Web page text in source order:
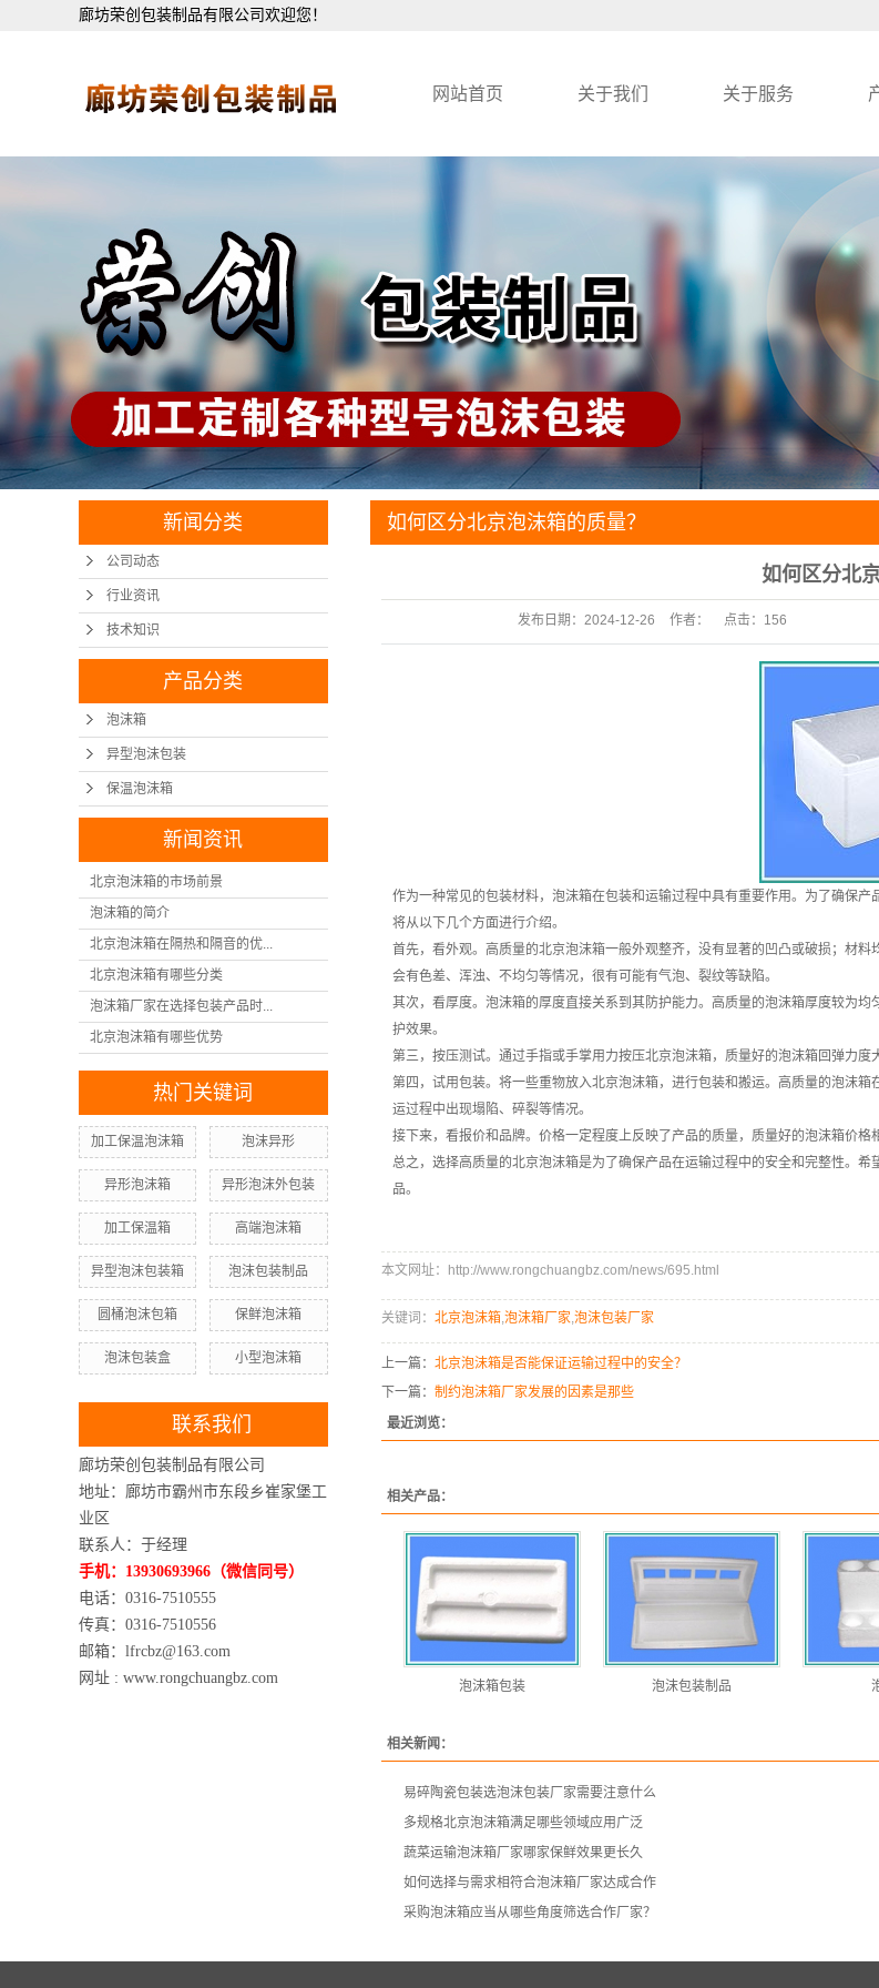
廊坊荣创包装制品有限公司欢迎您！
网站首页 关于我们 关于服务
异
新闻分类
公司动态
行业资讯
技术知识
产品分类
泡沫箱
异型泡沫包装
保温泡沫箱
新闻资讯
北京泡沫箱的市场前景
泡沫箱的简介
北京泡沫箱在隔热和隔音的优...
北京泡沫箱有哪些分类
泡沫箱厂家在选择包装产品时...
北京泡沫箱有哪些优势
热门关键词
加工保温泡沫箱 泡沫异形
异形泡沫箱 异形泡沫外包装
加工保温箱 高端泡沫箱
异型泡沫包装箱 泡沫包装制品
圆桶泡沫包箱 保鲜泡沫箱
泡沫包装盒 小型泡沫箱
联系我们
廊坊荣创包装制品有限公司
地址：廊坊市霸州市东段乡崔家堡工
业区
联系人：于经理
手机：13930693966（微信同号）
电话：0316-7510555
传真：0316-7510556
邮箱：lfrcbz@163.com
网址 : www.rongchuangbz.com
如何区分北京泡沫箱的质量？
如何区分北
发布日期： 2024-12-26 作者： 点击： 156
作为一种常见的包装材料，泡沫箱在包装和运输过程中具有重要作用。为了确保
将从以下几个方面进行介绍。
首先，看外观。高质量的北京泡沫箱一般外观整齐，没有显著的凹凸或破损；材
会有色差、浑浊、不均匀等情况，很有可能有气泡、裂纹等缺陷。
其次，看厚度。泡沫箱的厚度直接关系到其防护能力。高质量的泡沫箱厚度较为
护效果。
第三，按压测试。通过手指或手掌用力按压北京泡沫箱 ，质量好的泡沫箱回弹力度
第四，试用包装。将一些重物放入北京泡沫箱 ，进行包装和搬运。高质量的泡沫
运过程中出现塌陷、碎裂等情况。
接下来，看报价和品牌。价格一定程度上反映了产品的质量，质量好的泡沫箱价
总之，选择高质量的北京泡沫箱是为了确保产品在运输过程中的安全和完整性。
品。
本文网址：http://www.rongchuangbz.com/news/695.html
关键词： 北京泡沫箱,泡沫箱厂家,泡沫包装厂家
上一篇： 北京泡沫箱是否能保证运输过程中的安全？
下一篇： 制约泡沫箱厂家发展的因素是那些
最近浏览：
相关产品：
泡沫箱包装 泡沫包装制品
相关新闻：
易碎陶瓷包装选泡沫包装厂家需要注意什么
多规格北京泡沫箱满足哪些领域应用广泛
蔬菜运输泡沫箱厂家哪家保鲜效果更长久
如何选择与需求相符合泡沫箱厂家达成合作
采购泡沫箱应当从哪些角度筛选合作厂家？